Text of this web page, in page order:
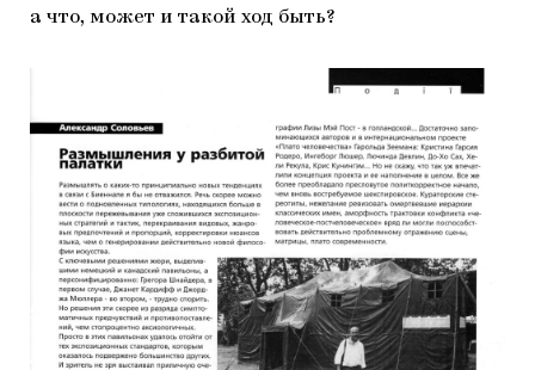
а что, может и такой ход быть?